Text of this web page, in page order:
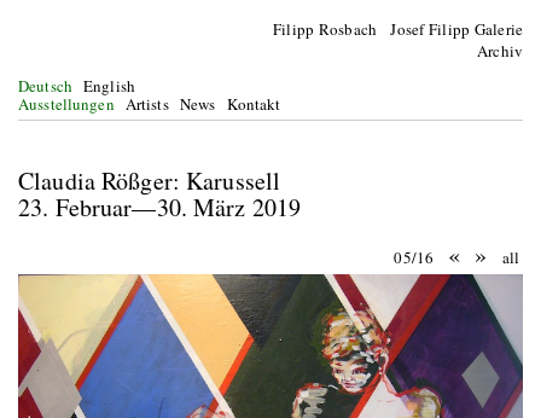
Filipp Rosbach Josef Filipp Galerie
Archiv
Deutsch English
Ausstellungen Artists News Kontakt
Claudia Rößger: Karussell
23. Februar—30. März 2019
05/16 « » all